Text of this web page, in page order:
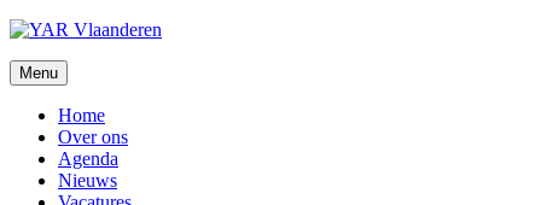
Ga
deMenu
Home
Over ons
Agenda
Nieuws